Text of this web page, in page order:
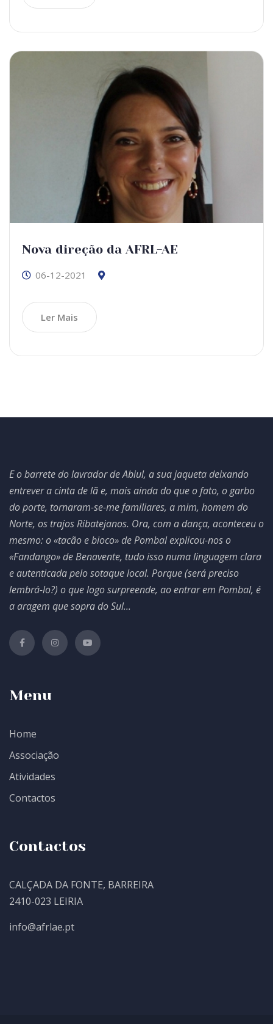
Nova direção da AFRL-AE
06-12-2021
Ler Mais
E o barrete do lavrador de Abiul, a sua jaqueta deixando
entrever a cinta de lã e, mais ainda do que o fato, o garbo
do porte, tornaram-se-me familiares, a mim, homem do
Norte, os trajos Ribatejanos. Ora, com a dança, aconteceu o
mesmo: o «tacão e bioco» de Pombal explicou-nos o
«Fandango» de Benavente, tudo isso numa linguagem clara
e autenticada pelo sotaque local. Porque (será preciso
lembrá-lo?) o que logo surpreende, ao entrar em Pombal, é
a aragem que sopra do Sul...
Menu
Home
Associação
Atividades
Contactos
Contactos
CALÇADA DA FONTE, BARREIRA
2410-023 LEIRIA
info@afrlae.pt